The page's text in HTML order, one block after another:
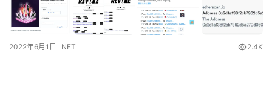
2022年6月1日 NFT 2.4K